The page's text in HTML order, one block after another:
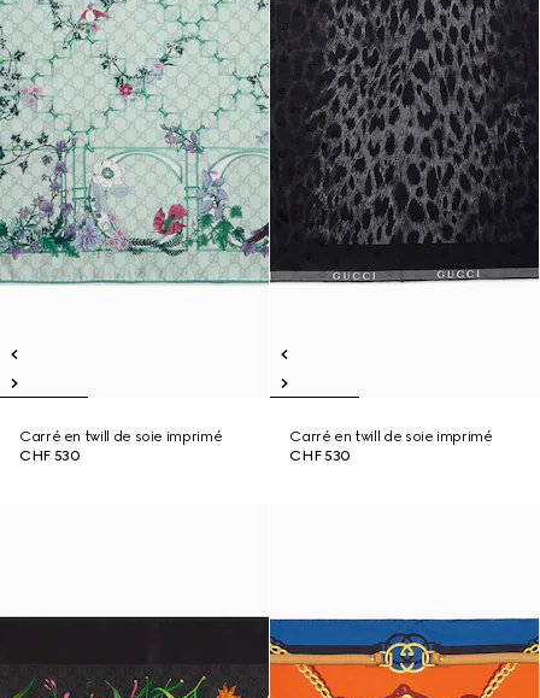
Carré en twill de soie imprimé
CHF 530
Carré en twill de soie imprimé
CHF 530